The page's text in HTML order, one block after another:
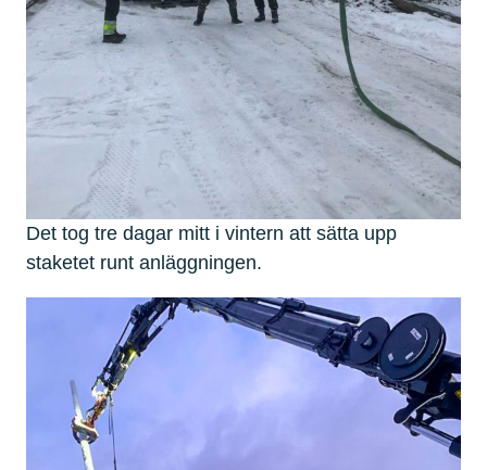
Det tog tre dagar mitt i vintern att sätta upp
staketet runt anläggningen.